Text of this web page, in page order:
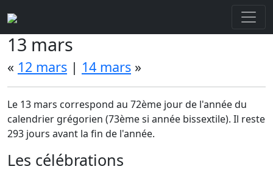
13 mars
« 12 mars | 14 mars »
Le 13 mars correspond au 72ème jour de l'année du
calendrier grégorien (73ème si année bissextile). Il reste
293 jours avant la fin de l'année.
Les célébrations